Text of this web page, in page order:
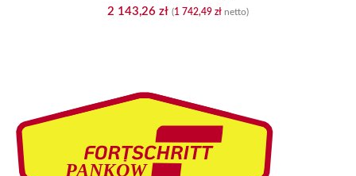
2 143,26 zł (1 742,49 zł netto)